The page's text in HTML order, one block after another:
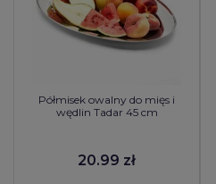
Półmisek owalny do mięs i
wędlin Tadar 45 cm
20.99 zł